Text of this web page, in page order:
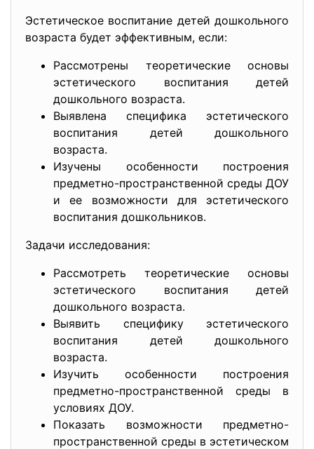
Эстетическое воспитание детей дошкольного
возраста будет эффективным, если:
Рассмотрены теоретические основы
эстетического воспитания детей
дошкольного возраста.
Выявлена специфика эстетического
воспитания детей дошкольного
возраста.
Изучены особенности построения
предметно-пространственной среды ДОУ
и ее возможности для эстетического
воспитания дошкольников.
Задачи исследования:
Рассмотреть теоретические основы
эстетического воспитания детей
дошкольного возраста.
Выявить специфику эстетического
воспитания детей дошкольного
возраста.
Изучить особенности построения
предметно-пространственной среды в
условиях ДОУ.
Показать возможности предметно-
пространственной среды в эстетическом